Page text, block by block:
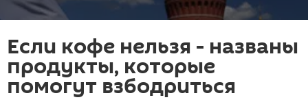
Если кофе нельзя - названы
продукты, которые
помогут взбодриться